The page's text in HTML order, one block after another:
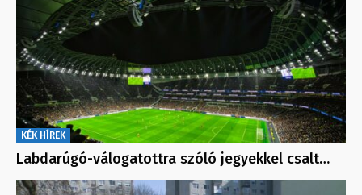
KÉK HÍREK
Labdarúgó-válogatottra szóló jegyekkel csalt…